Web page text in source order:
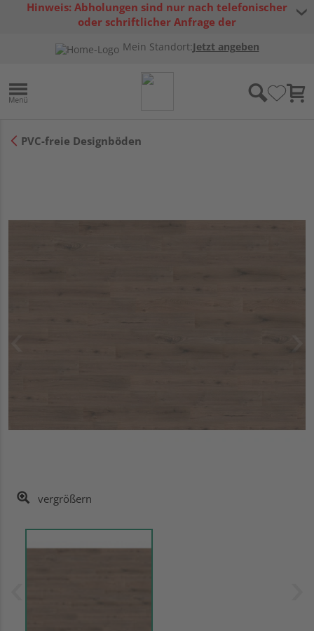
Hinweis: Abholungen sind nur nach telefonischer
oder schriftlicher Anfrage der
Mein Standort:Jetzt angeben
PVC-freie Designböden
vergrößern